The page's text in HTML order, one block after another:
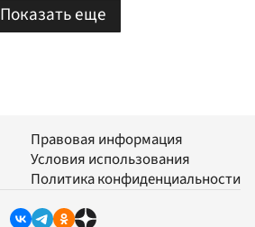
Показать еще
Правовая информация
Условия использования
Политика конфиденциальности